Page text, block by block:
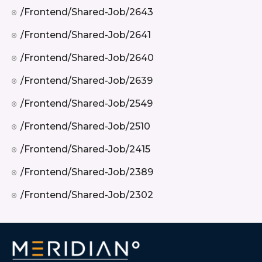
/frontend/shared-Job/2643
/frontend/shared-Job/2641
/frontend/shared-Job/2640
/frontend/shared-Job/2639
/frontend/shared-Job/2549
/frontend/shared-Job/2510
/frontend/shared-Job/2415
/frontend/shared-Job/2389
/frontend/shared-Job/2302